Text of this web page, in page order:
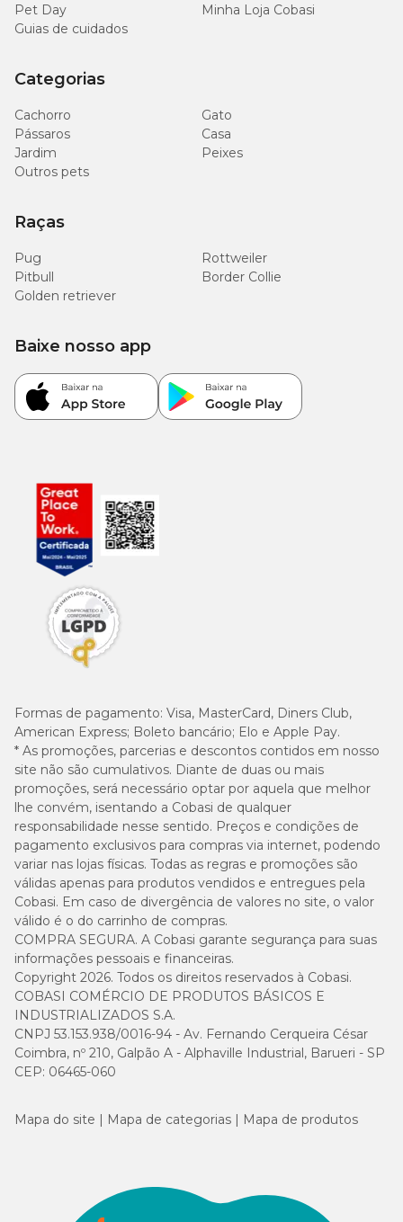
Pet Day
Minha Loja Cobasi
Guias de cuidados
Categorias
Cachorro
Gato
Pássaros
Casa
Jardim
Peixes
Outros pets
Raças
Pug
Rottweiler
Pitbull
Border Collie
Golden retriever
Formas de pagamento: Visa, MasterCard, Diners Club,
American Express; Boleto bancário; Elo e Apple Pay.
* As promoções, parcerias e descontos contidos em nosso
site não são cumulativos. Diante de duas ou mais
promoções, será necessário optar por aquela que melhor
lhe convém, isentando a Cobasi de qualquer
responsabilidade nesse sentido. Preços e condições de
pagamento exclusivos para compras via internet, podendo
variar nas lojas físicas. Todas as regras e promoções são
válidas apenas para produtos vendidos e entregues pela
Cobasi. Em caso de divergência de valores no site, o valor
válido é o do carrinho de compras.
COMPRA SEGURA. A Cobasi garante segurança para suas
informações pessoais e financeiras.
Copyright 2026. Todos os direitos reservados à Cobasi.
COBASI COMÉRCIO DE PRODUTOS BÁSICOS E
INDUSTRIALIZADOS S.A.
CNPJ 53.153.938/0016-94 - Av. Fernando Cerqueira César
Coimbra, nº 210, Galpão A - Alphaville Industrial, Barueri - SP
CEP: 06465-060
Baixe nosso app
Mapa do site Mapa de categorias Mapa de produtos